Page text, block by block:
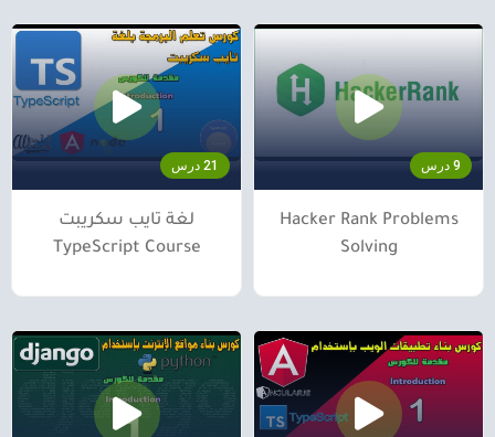
9 درس
Hacker Rank Problems
Solving
21 درس
لغة تايب سكريبت
TypeScript Course